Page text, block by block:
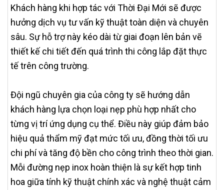
Khách hàng khi hợp tác với Thời Đại Mới sẽ được
hưởng dịch vụ tư vấn kỹ thuật toàn diện và chuyên
sâu. Sự hỗ trợ này kéo dài từ giai đoạn lên bản vẽ
thiết kế chi tiết đến quá trình thi công lắp đặt thực
tế trên công trường.
Đội ngũ chuyên gia của công ty sẽ hướng dẫn
khách hàng lựa chọn loại nẹp phù hợp nhất cho
từng vị trí ứng dụng cụ thể. Điều này giúp đảm bảo
hiệu quả thẩm mỹ đạt mức tối ưu, đồng thời tối ưu
chi phí và tăng độ bền cho công trình theo thời gian.
Mỗi đường nẹp inox hoàn thiện là sự kết hợp tinh
hoa giữa tính kỹ thuật chính xác và nghệ thuật cảm